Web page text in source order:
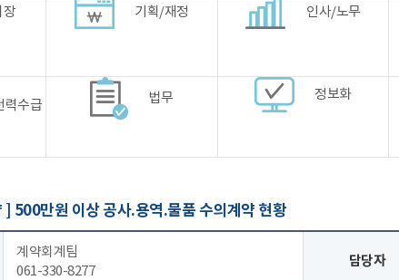
장
기획/재정 인사/노무
력수급 법무 정보화
] 500만원 이상 공사.용역.물품 수의계약 현황
계약회계팀
061-330-8277
담당자